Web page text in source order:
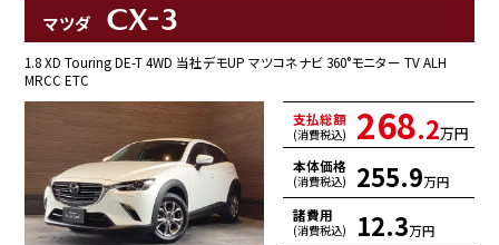
マツダ CX-3
1.8 XD Touring DE-T 4WD 当社デモUP マツコネナビ 360°モニター TV ALH
MRCC ETC
支払総額
(消費税込) 268.2万円
本体価格
(消費税込) 255.9万円
諸費用
(消費税込) 12.3万円